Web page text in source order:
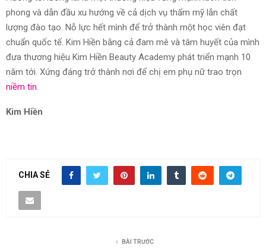
phong và dẫn đầu xu hướng về cả dịch vụ thẩm mỹ lẫn chất
lượng đào tạo. Nỗ lực hết mình để trở thành một học viên đạt
chuẩn quốc tế. Kim Hiền bằng cả đam mê và tâm huyết của mình
đưa thương hiệu Kim Hiền Beauty Academy phát triển mạnh 10
năm tới. Xứng đáng trở thành nơi để chị em phụ nữ trao trọn
niềm tin.
Kim Hiền
CHIA SẺ
BÀI TRƯỚC